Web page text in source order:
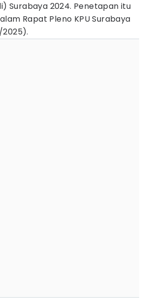
Surabaya 2024. Penetapan itu
Rapat Pleno KPU Surabaya